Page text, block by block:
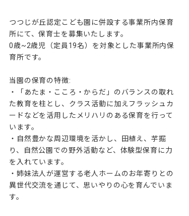
つつじが丘認定こども園に併設する事業所内保育
所にて、保育士を募集いたします。
0歳~2歳児（定員19名）を対象とした事業所内保
育所です。
当園の保育の特徴:
・「あたま・こころ・からだ」のバランスの取れ
た教育を柱とし、クラス活動に加えフラッシュカ
ードなどを活用したメリハリのある保育を行って
います。
・自然豊かな周辺環境を活かし、田植え、芋掘
り、自然公園での野外活動など、体験型保育に力
を入れています。
・姉妹法人が運営する老人ホームのお年寄りとの
異世代交流を通じて、思いやりの心を育んでいま
す。